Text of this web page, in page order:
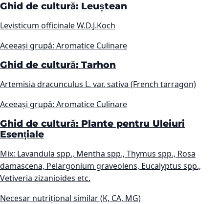
Ghid de cultură: Leuștean
Levisticum officinale W.D.J.Koch
Aceeași grupă: Aromatice Culinare
Ghid de cultură: Tarhon
Artemisia dracunculus L. var. sativa (French tarragon)
Aceeași grupă: Aromatice Culinare
Ghid de cultură: Plante pentru Uleiuri
Esențiale
Mix: Lavandula spp., Mentha spp., Thymus spp., Rosa
damascena, Pelargonium graveolens, Eucalyptus spp.,
Vetiveria zizanioides etc.
Necesar nutrițional similar (K, CA, MG)